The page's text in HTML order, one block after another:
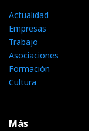
Actualidad
Empresas
Trabajo
Asociaciones
Formación
Cultura
Más